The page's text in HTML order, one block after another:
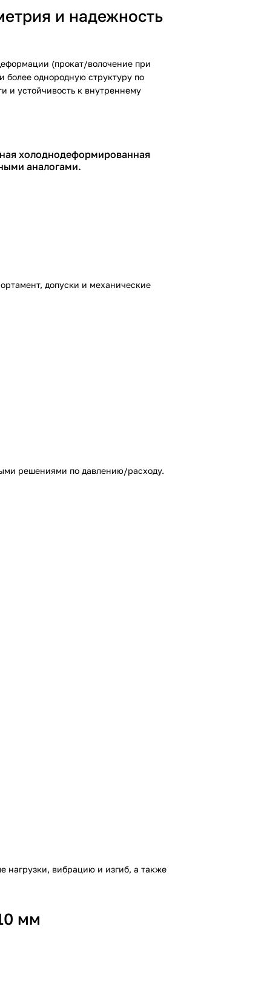
и надежность
(прокат/волочение при
более однородную структуру по
и устойчивость к внутреннему
холоднодеформированная
аналогами.
допуски и механические
решениями по давлению/расходу.
нагрузки, вибрацию и изгиб, а также
мм